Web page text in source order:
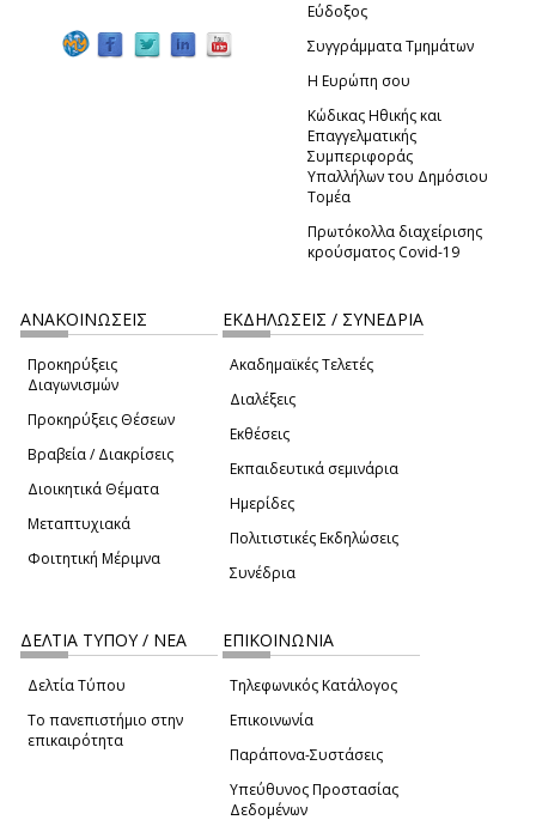
Εύδοξος
Συγγράμματα Τμημάτων
Η Ευρώπη σου
Κώδικας Ηθικής και
Επαγγελματικής
Συμπεριφοράς
Υπαλλήλων του Δημόσιου
Τομέα
Πρωτόκολλα διαχείρισης
κρούσματος Covid-19
ΑΝΑΚΟΙΝΩΣΕΙΣ
Προκηρύξεις
Διαγωνισμών
Προκηρύξεις Θέσεων
Βραβεία / Διακρίσεις
Διοικητικά Θέματα
Μεταπτυχιακά
Φοιτητική Μέριμνα
ΕΚΔΗΛΩΣΕΙΣ / ΣΥΝΕΔΡΙΑ
Ακαδημαϊκές Τελετές
Διαλέξεις
Εκθέσεις
Εκπαιδευτικά σεμινάρια
Ημερίδες
Πολιτιστικές Εκδηλώσεις
Συνέδρια
ΔΕΛΤΙΑ ΤΥΠΟΥ / ΝΕΑ
Δελτία Τύπου
Το πανεπιστήμιο στην
επικαιρότητα
ΕΠΙΚΟΙΝΩΝΙΑ
Τηλεφωνικός Κατάλογος
Επικοινωνία
Παράπονα-Συστάσεις
Υπεύθυνος Προστασίας
Δεδομένων